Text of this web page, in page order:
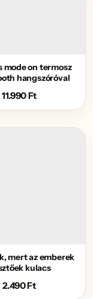
mode on termosz
hangszóróval
11.990Ft
mert az emberek
kulacs
2.490Ft